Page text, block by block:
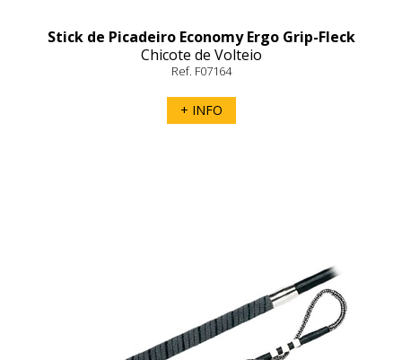
Stick de Picadeiro Economy Ergo Grip-Fleck
Chicote de Volteio
Ref. F07164
+ INFO